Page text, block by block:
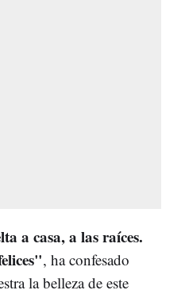
a casa, a las raíces.
, ha confesado
la belleza de este